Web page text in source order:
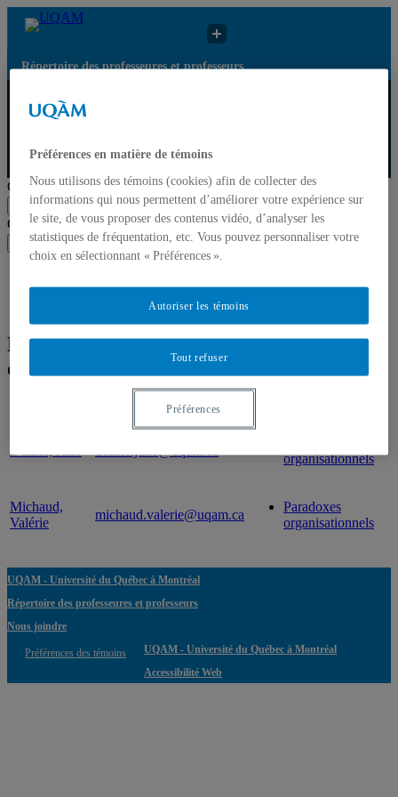
Répertoire des professeures et professeurs
Chercher par nom ou par expertise
Soumettre la recherche
Chercher par nom ou par expertise
Soumettre la recherche
écoles
Mettre à jour votre fiche
Résultats de recherche pour « Paradoxes
organisationnels »
Courriel
Delisle, Julie
organisationnels
Michaud,
Valérie
michaud.valerie@uqam.ca
Paradoxes
organisationnels
UQAM - Université du Québec à Montréal
Répertoire des professeures et professeurs
Nous joindre
Préférences des témoins
UQAM - Université du Québec à Montréal
Accessibilité Web
Préférences en matière de témoins
Nous utilisons des témoins (cookies) afin de collecter des
informations qui nous permettent d’améliorer votre expérience sur
le site, de vous proposer des contenus vidéo, d’analyser les
statistiques de fréquentation, etc. Vous pouvez personnaliser votre
choix en sélectionnant « Préférences ».
Tout refuser
Autoriser les témoins
Préférences